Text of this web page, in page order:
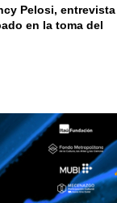
Pelosi, entrevista
en la toma del